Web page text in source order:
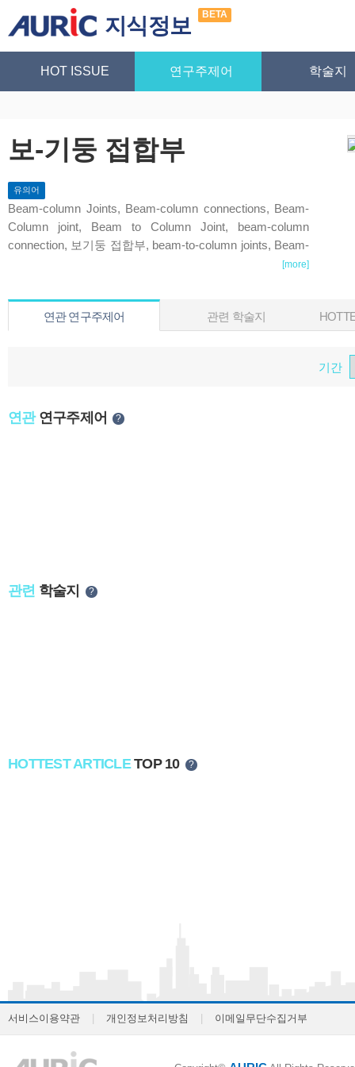
지식정보 BETA
HOT ISSUE 연구주제어 학술지
보-기둥 접합부
유의어
Beam-column Joints, Beam-column connections, Beam-
Column joint, Beam to Column Joint, beam-column
connection, 보기둥 접합부, beam-to-column joints, Beam-
to-Column Connections, Beam-to-column, beam-column
기둥 접합형식, 보-기둥 접합
[more]
연관 연구주제어 관련 학술지
기간
연관연구주제어 ?
관련 학술지 ?
HOTTEST ARTICLETOP 10 ?
서비스이용약관 개인정보처리방침 이메일무단수집거부